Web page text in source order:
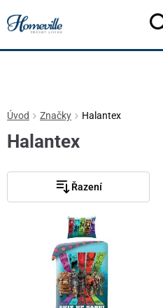
Úvod Značky Halantex
Halantex
Řazení